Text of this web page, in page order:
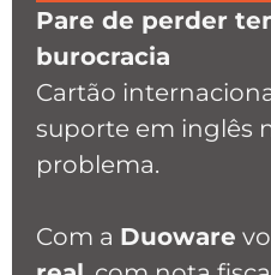
Pare de perder
burocracia
Cartão
suporte em inglês
problema.
Com a Duoware